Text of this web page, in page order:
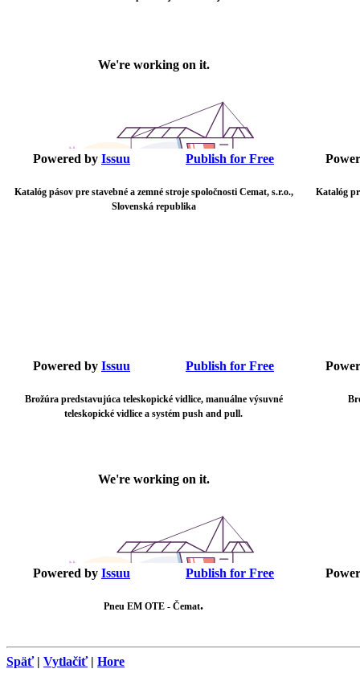
Powered by Issuu Publish for Free
Katalóg pásov pre stavebné a zemné stroje spoločnosti Cemat, s.r.o.,
Slovenská republika
Katalóg
Powered by Issuu Publish for Free
Brožúra predstavujúca teleskopické vidlice, manuálne výsuvné
teleskopické vidlice a systém push and pull.
Powered by Issuu Publish for Free
Pneu EM OTE - Čemat.
Späť| Vytlačiť| Hore